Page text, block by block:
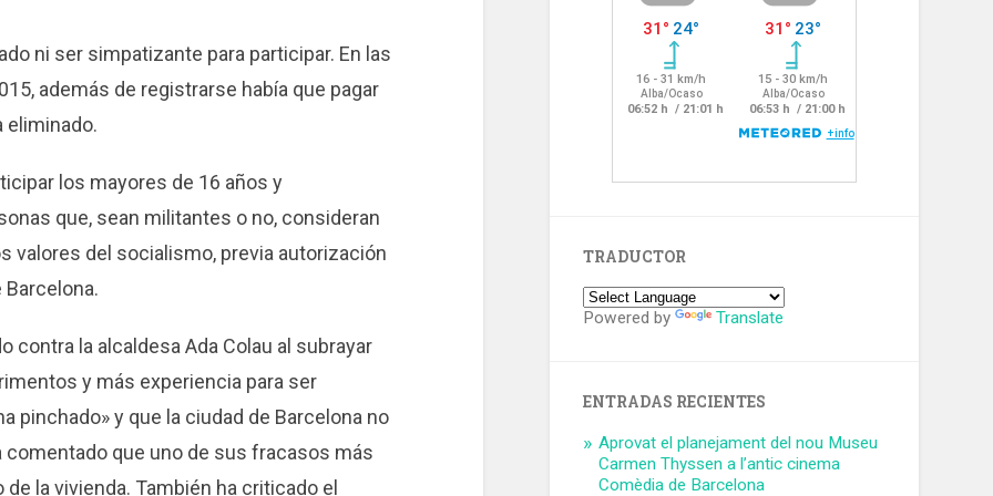
ni ser simpatizante para participar. En las
además de registrarse había que pagar
eliminado.
los mayores de 16 años y
que, sean militantes o no, consideran
valores del socialismo, previa autorización
contra la alcaldesa Ada Colau al subrayar
y más experiencia para ser
pinchado» y que la ciudad de Barcelona no
que uno de sus fracasos más
la vivienda. También ha criticado el
TRADUCTOR
Powered by Translate
ENTRADAS RECIENTES
Aprovat el planejament del nou Museu
Carmen Thyssen a l’antic cinema
Comèdia de Barcelona